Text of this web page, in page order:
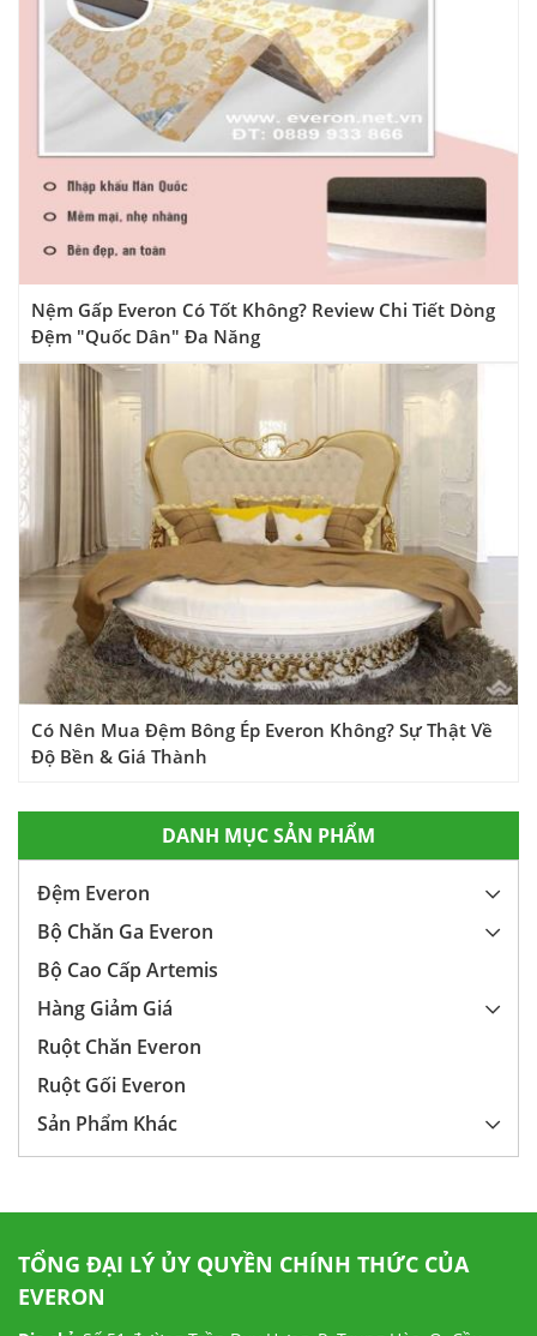
DANH MỤC SẢN PHẨM
Đệm Everon
Bộ Chăn Ga Everon
Bộ Cao Cấp Artemis
Hàng Giảm Giá
Ruột Chăn Everon
Ruột Gối Everon
Sản Phẩm Khác
Nệm Gấp Everon Có Tốt Không? Review Chi Tiết Dòng
Đệm "Quốc Dân" Đa Năng
Có Nên Mua Đệm Bông Ép Everon Không? Sự Thật Về
Độ Bền & Giá Thành
TỔNG ĐẠI LÝ ỦY QUYỀN CHÍNH THỨC CỦA
EVERON